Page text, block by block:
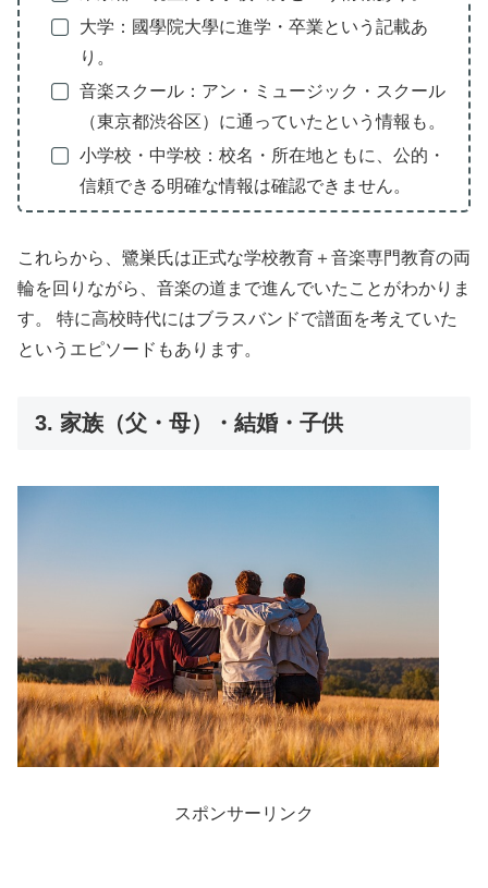
大学：國學院大學に進学・卒業という記載あ
り。
音楽スクール：アン・ミュージック・スクール
（東京都渋谷区）に通っていたという情報も。
小学校・中学校：校名・所在地ともに、公的・
信頼できる明確な情報は確認できません。
これらから、鷺巣氏は正式な学校教育＋音楽専門教育の両
輪を回りながら、音楽の道まで進んでいたことがわかりま
す。 特に高校時代にはブラスバンドで譜面を考えていた
というエピソードもあります。
3. 家族（父・母）・結婚・子供
スポンサーリンク